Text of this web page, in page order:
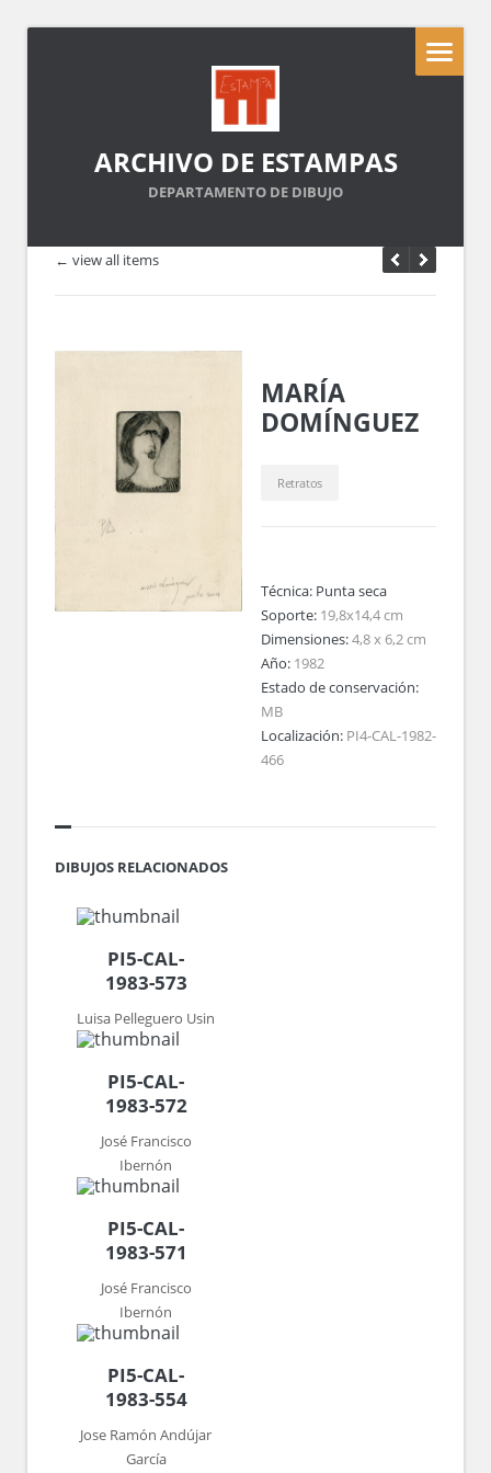
ARCHIVO DE ESTAMPAS
DEPARTAMENTO DE DIBUJO
← view all items
MARÍA
DOMÍNGUEZ
Retratos
Técnica: Punta seca
Soporte: 19,8x14,4 cm
Dimensiones:4,8 x 6,2 cm
Año: 1982
Estado de conservación:
MB
Localización: PI4-CAL-1982-
466
DIBUJOS RELACIONADOS
PI5-CAL-
1983-573
Luisa Pelleguero Usin
PI5-CAL-
1983-572
José Francisco
Ibernón
PI5-CAL-
1983-571
José Francisco
Ibernón
PI5-CAL-
1983-554
Jose Ramón Andújar
García